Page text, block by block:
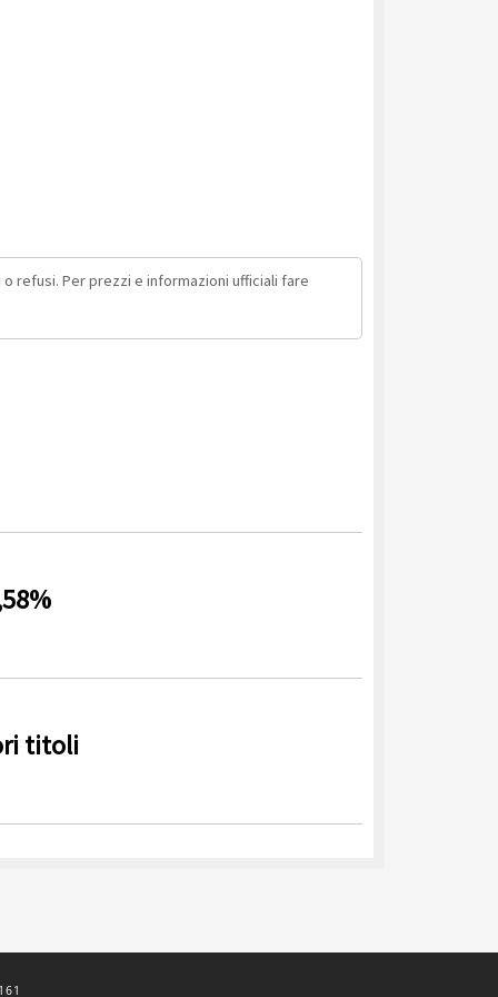
refusi. Per prezzi e informazioni ufficiali fare
titoli